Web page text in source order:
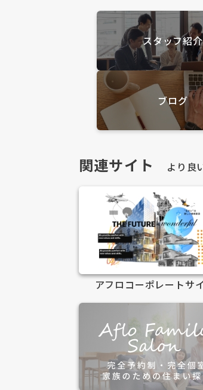
スタッフ紹介
ブログ
関連サイト より良
アフロコーポレートサ